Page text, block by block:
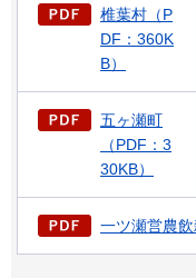
椎葉村（P
DF：360K
B）
五ヶ瀬町
（PDF：3
30KB）
一ツ瀬営農